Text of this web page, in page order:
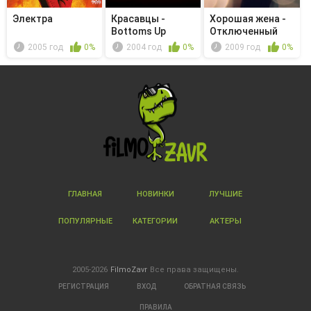
Электра
2005 год 0%
Красавцы -
Bottoms Up
2004 год 0%
Хорошая жена -
Отключенный
2009 год 0%
ГЛАВНАЯ НОВИНКИ ЛУЧШИЕ
ПОПУЛЯРНЫЕ КАТЕГОРИИ АКТЕРЫ
2005-2026 FilmoZavr Все права защищены.
РЕГИСТРАЦИЯ ВХОД ОБРАТНАЯ СВЯЗЬ
ПРАВИЛА